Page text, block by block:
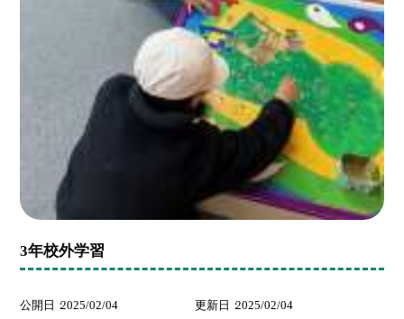
3年校外学習
公開日 2025/02/04 更新日 2025/02/04